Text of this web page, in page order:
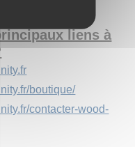
liens à
boutique/
contacter-wood-